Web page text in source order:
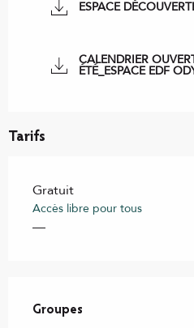
ESPACE
CALENDRIER
ÉTÉ_ESPACE EDF
Tarifs
Gratuit
Accès libre pour tous
—
Groupes
Groupes